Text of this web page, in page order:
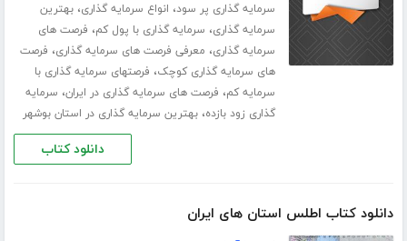
سرمایه گذاری پر سود، انواع سرمایه گذاری،بهترین
سرمایه گذاری، سرمایه گذاری با پول کم، فرصت های
سرمایه گذاری، معرفی فرصت های سرمایه گذاری، فرصت
های سرمایه گذاری کوچک، فرصتهای سرمایه گذاری با
سرمایه کم، فرصت های سرمایه گذاری در ایران، سرمایه
گذاری زود بازده،بهترین سرمایه گذاری در استان بوشهر
دانلود کتاب
دانلود کتاب اطلس استان های ایران